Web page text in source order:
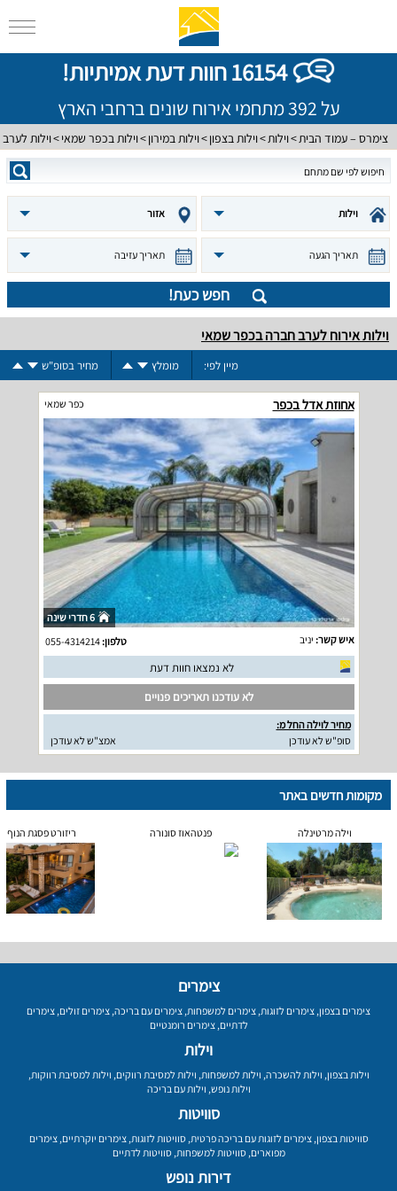
16154 חוות דעת אמיתיות!
על 392 מתחמי אירוח שונים ברחבי הארץ
צימרס – עמוד הבית וילות וילות בצפון וילות במירון וילות בכפר שמאי וילות
וילות אזור
תאריך הגעה תאריך עזיבה
חפש כעת!
וילות אירוח לערב חברה בכפר שמאי
מיין לפי: מומלץ מחיר בסופ"ש
אחוזת אדל בכפר כפר שמאי
6 חדרי שינה
איש קשר: יניב טלפון:055-4314214
לא נמצאו חוות דעת
לא עודכנו תאריכים פנויים
מחיר לוילה החל מ:
סופ"ש לא עודכן
אמצ"ש לא עודכן
מקומות חדשים באתר
וילה מרטינלה פנטהאוז סונורה ריזורט פסגת הנוף
צימרים
צימרים בצפון, צימרים לזוגות, צימרים למשפחות, צימרים עם בריכה, צימרים זולים, צימרים
לדתיים,צימרים רומנטיים
וילות
וילות בצפון, וילות להשכרה, וילות למשפחות, וילות למסיבת רווקים, וילות למסיבת רווקות,
וילות נופש, וילות עם בריכה
סוויטות
סוויטות בצפון,צימרים לזוגות עם בריכה פרטית,סוויטות לזוגות,צימרים יוקרתיים,צימרים
מפוארים,סוויטות למשפחות,סוויטות לדתיים
דירות נופש